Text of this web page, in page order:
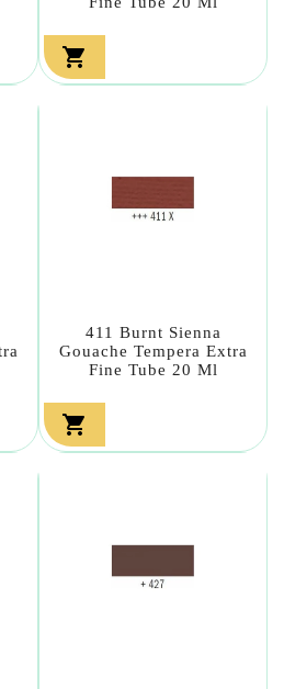

411 Burnt Sienna
Gouache Tempera Extra
Fine Tube 20 Ml
